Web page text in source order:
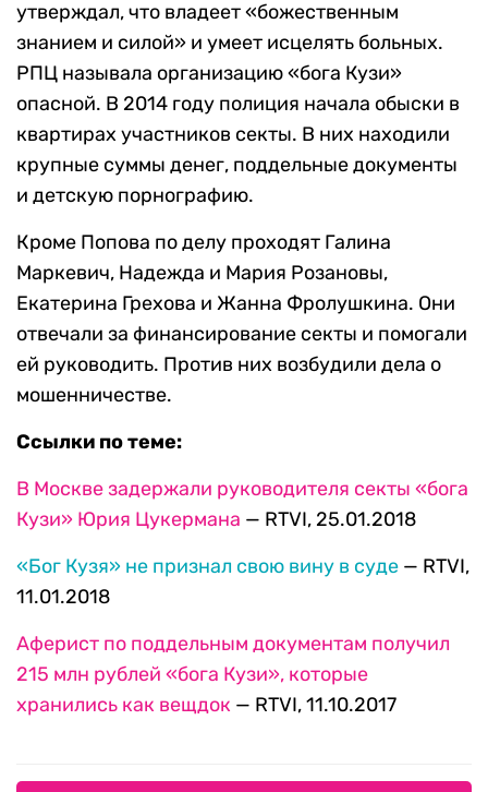
утверждал, что владеет «божественным
знанием и силой» и умеет исцелять больных.
РПЦ называла организацию «бога Кузи»
опасной. В 2014 году полиция начала обыски в
квартирах участников секты. В них находили
крупные суммы денег, поддельные документы
и детскую порнографию.
Кроме Попова по делу проходят Галина
Маркевич, Надежда и Мария Розановы,
Екатерина Грехова и Жанна Фролушкина. Они
отвечали за финансирование секты и помогали
ей руководить. Против них возбудили дела о
мошенничестве.
Ссылки по теме:
В Москве задержали руководителя секты «бога
Кузи» Юрия Цукермана — RTVI, 25.01.2018
«Бог Кузя» не признал свою вину в суде — RTVI,
11.01.2018
Аферист по поддельным документам получил
215 млн рублей «бога Кузи», которые
хранились как вещдок — RTVI, 11.10.2017